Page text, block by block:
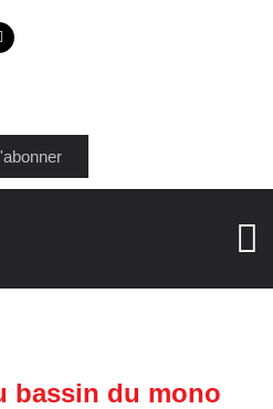
bassin du mono